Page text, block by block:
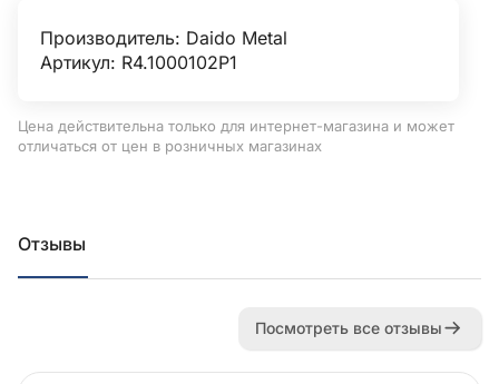
Производитель: Daido Metal
Артикул: R4.1000102Р1
Цена действительна только для интернет-магазина и может
отличаться от цен в розничных магазинах
Отзывы
Посмотреть все отзывы